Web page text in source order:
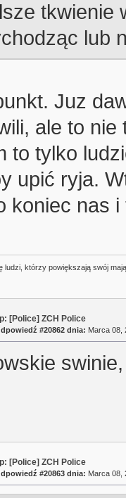
tkwienie
lub
Juz
ale to
to tylko
upić ryja.
koniec nas i
ludzi, którzy powiększają swój
[Police] ZCH Police
#20862 dnia: Marca 08,
[Police] ZCH Police
#20863 dnia: Marca 08,